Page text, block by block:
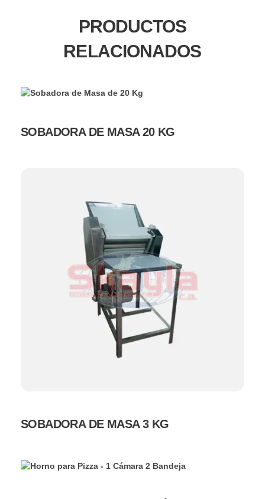
PRODUCTOS
RELACIONADOS
SOBADORA DE MASA 20 KG
SOBADORA DE MASA 3 KG